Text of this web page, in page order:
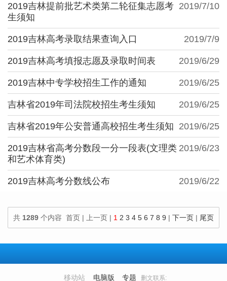
2019/7/10
2019吉林提前批艺术类第二轮征集志愿考
生须知
2019/7/9
2019吉林高考录取结果查询入口
2019/6/29
2019吉林高考填报志愿及录取时间表
2019/6/25
2019吉林中专学校招生工作的通知
2019/6/25
吉林省2019年司法院校招生考生须知
2019/6/25
吉林省2019年公安普通高校招生考生须知
2019/6/23
2019吉林省高考分数段一分一段表(文理类
和艺术体育类)
2019/6/22
2019吉林高考分数线公布
共 1289 个内容 首页 | 上一页 | 1 2 3 4 5 6 7 8 9 | 下一页 | 尾页
移动站 电脑版 专题 删文联系: